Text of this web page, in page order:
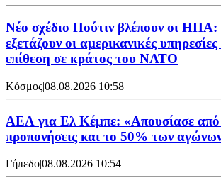
Νέο σχέδιο Πούτιν βλέπουν οι ΗΠΑ:
εξετάζουν οι αμερικανικές
επίθεση σε κράτος του ΝΑΤΟ
Κόσμος|08.08.2026 10:58
ΑΕΛ για Ελ Κέμπε: «Απουσίασε από
προπονήσεις και το 50% των
Γήπεδο|08.08.2026 10:54